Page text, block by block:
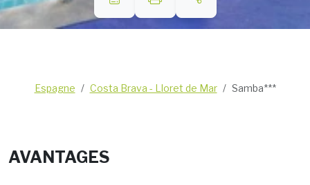
Espagne Costa Brava - Lloret de Mar Samba***
AVANTAGES